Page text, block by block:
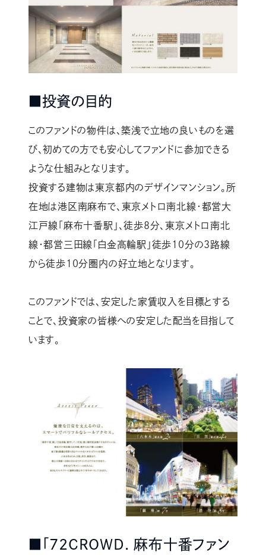
■投資の目的
このファンドの物件は、築浅で立地の良いものを選
び、初めての方でも安心してファンドに参加できる
ような仕組みとなります。
投資する建物は東京都内のデザインマンション。所
在地は港区南麻布で、東京メトロ南北線・都営大
江戸線「麻布十番駅」、徒歩8分、東京メトロ南北
線・都営三田線「白金高輪駅」徒歩10分の3路線
から徒歩10分圏内の好立地となります。
このファンドでは、安定した家賃収入を目標とする
ことで、投資家の皆様への安定した配当を目指して
います。
■「72CROWD. 麻布十番ファン